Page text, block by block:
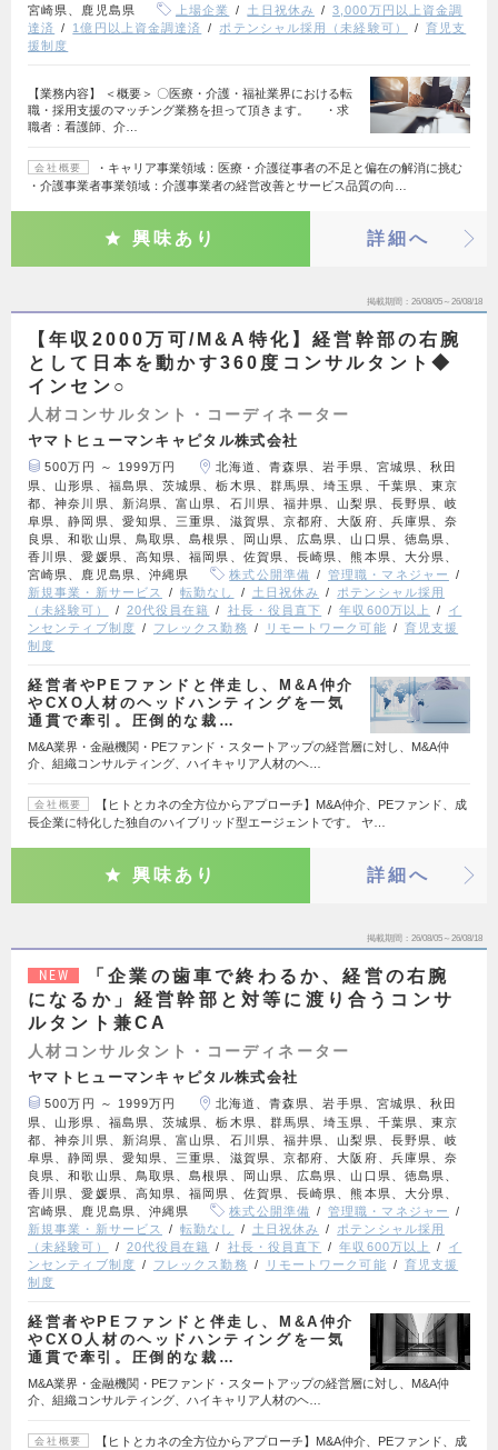
宮崎県、鹿児島県 上場企業 土日祝休み
3,000万円以上資金調
達済
1億円以上資金調達済 ポテンシャル採用（未経験可）
育児支
援制度
【業務内容】 ＜概要＞ 〇医療・介護・福祉業界における転
職・採用支援のマッチング業務を担って頂きます。 ・求
職者：看護師、介…
会社概要
・キャリア事業領域：医療・介護従事者の不足と偏在の解消に挑む
・介護事業者事業領域：介護事業者の経営改善とサービス品質の向…
興味あり 詳細へ
掲載期間 26/08/05～26/08/18
【年収2000万可/M&A特化】経営幹部の右腕
として日本を動かす360度コンサルタント◆
インセン○
人材コンサルタント・コーディネーター
ヤマトヒューマンキャピタル株式会社
500万円 ～ 1999万円
北海道、青森県、岩手県、宮城県、秋田
県、山形県、福島県、茨城県、栃木県、群馬県、埼玉県、千葉県、東京
都、神奈川県、新潟県、富山県、石川県、福井県、山梨県、長野県、岐
阜県、静岡県、愛知県、三重県、滋賀県、京都府、大阪府、兵庫県、奈
良県、和歌山県、鳥取県、島根県、岡山県、広島県、山口県、徳島県、
香川県、愛媛県、高知県、福岡県、佐賀県、長崎県、熊本県、大分県、
宮崎県、鹿児島県、沖縄県
株式公開準備
管理職・マネジャー
新規事業・新サービス
転勤なし 土日祝休み
ポテンシャル採用
（未経験可）
20代役員在籍 社長・役員直下 年収600万以上
イ
ンセンティブ制度
フレックス勤務 リモートワーク可能
育児支援
制度
経営者やPEファンドと伴走し、M&A仲介
やCXO人材のヘッドハンティングを一気
通貫で牽引。圧倒的な裁…
M&A業界・金融機関・PEファンド・スタートアップの経営層に対し、M&A仲
介、組織コンサルティング、ハイキャリア人材のヘ…
会社概要
【ヒトとカネの全方位からアプローチ】M&A仲介、PEファンド、成
長企業に特化した独自のハイブリッド型エージェントです。 ヤ…
興味あり 詳細へ
掲載期間 26/08/05～26/08/18
NEW
「企業の歯車で終わるか、経営の右腕
になるか」経営幹部と対等に渡り合うコンサ
ルタント兼CA
人材コンサルタント・コーディネーター
ヤマトヒューマンキャピタル株式会社
500万円 ～ 1999万円
北海道、青森県、岩手県、宮城県、秋田
県、山形県、福島県、茨城県、栃木県、群馬県、埼玉県、千葉県、東京
都、神奈川県、新潟県、富山県、石川県、福井県、山梨県、長野県、岐
阜県、静岡県、愛知県、三重県、滋賀県、京都府、大阪府、兵庫県、奈
良県、和歌山県、鳥取県、島根県、岡山県、広島県、山口県、徳島県、
香川県、愛媛県、高知県、福岡県、佐賀県、長崎県、熊本県、大分県、
宮崎県、鹿児島県、沖縄県
株式公開準備
管理職・マネジャー
新規事業・新サービス
転勤なし 土日祝休み
ポテンシャル採用
（未経験可）
20代役員在籍 社長・役員直下 年収600万以上
イ
ンセンティブ制度
フレックス勤務 リモートワーク可能
育児支援
制度
経営者やPEファンドと伴走し、M&A仲介
やCXO人材のヘッドハンティングを一気
通貫で牽引。圧倒的な裁…
M&A業界・金融機関・PEファンド・スタートアップの経営層に対し、M&A仲
介、組織コンサルティング、ハイキャリア人材のヘ…
会社概要
【ヒトとカネの全方位からアプローチ】M&A仲介、PEファンド、成